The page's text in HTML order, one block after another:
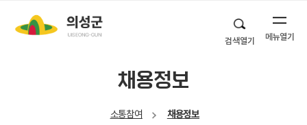
검색열기 메뉴열기
채용정보
소통참여 채용정보